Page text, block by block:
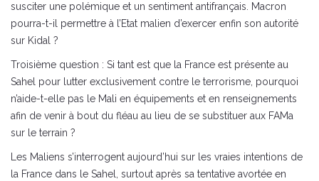
susciter une polémique et un sentiment antifrançais. Macron
pourra-t-il permettre à l’Etat malien d’exercer enfin son autorité
sur Kidal ?
Troisième question : Si tant est que la France est présente au
Sahel pour lutter exclusivement contre le terrorisme, pourquoi
n’aide-t-elle pas le Mali en équipements et en renseignements
afin de venir à bout du fléau au lieu de se substituer aux FAMa
sur le terrain ?
Les Maliens s’interrogent aujourd’hui sur les vraies intentions de
la France dans le Sahel, surtout après sa tentative avortée en